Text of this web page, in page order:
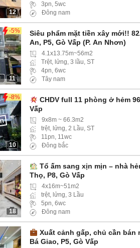
12
3pn, 5wc
Đông nam
-5%
11
Siêu phẩm mặt tiền xây mới!!
An, P5, Gò Vấp (P. An Nhơn)
4.1x13.75m~56m2
Trệt, lửng, 3 lầu, ST
4pn, 6wc
Tây nam
-8%
10
CHDV full 11 phòng ở hẻm
Vấp
9x8m ~ 66.3m2
trệt, lửng, 2 Lầu, ST
11pn, 11wc
Đông bắc
18
Tổ ấm sang xịn mịn – nhà
Thọ, P8, Gò Vấp
4x16m~51m2
trệt, lửng, 3 Lầu
5pn, 6wc
Đông nam
Xuất cảnh gấp, chủ cần bán nhà hẻm
Bá Giao, P5, Gò Vấp